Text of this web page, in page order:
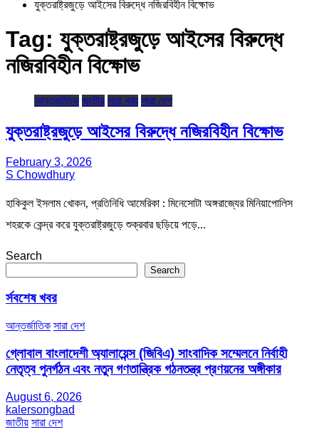
যুক্তরাষ্ট্রজুড়ে আইসের বিরুদ্ধে নজিরবিহীন বিক্ষোভ
Tag: যুক্তরাষ্ট্রজুড়ে আইসের বিরুদ্ধে
নজিরবিহীন বিক্ষোভ
আন্তর্জাতিক জাতীয় সারা খবর সারা দেশ
যুক্তরাষ্ট্রজুড়ে আইসের বিরুদ্ধে নজিরবিহীন বিক্ষোভ
February 3, 2026
S Chowdhury
হাকিকুল ইসলাম খোকন, প্রতিনিধি আমেরিকা : মিনেসোটা অঙ্গরাজ্যের মিনিয়াপোলিস
শহরকে কেন্দ্র করে যুক্তরাষ্ট্রজুড়ে শুক্রবার ছড়িয়ে পড়ে…
Search
Search
র্সবশেষ খবর
আন্তর্জাতিক সারা দেশ
গ্লোবাল বাংলাদেশী অ্যালায়েন্স (জিবিএ) সাংবাদিক সম্মেলনে নির্বাহী
নেতৃত্ব পুনর্গঠন এবং নতুন গণতান্ত্রিক গঠনতন্ত্র প্রণয়নের অঙ্গীকার
August 6, 2026
kalersongbad
জাতীয় সারা দেশ